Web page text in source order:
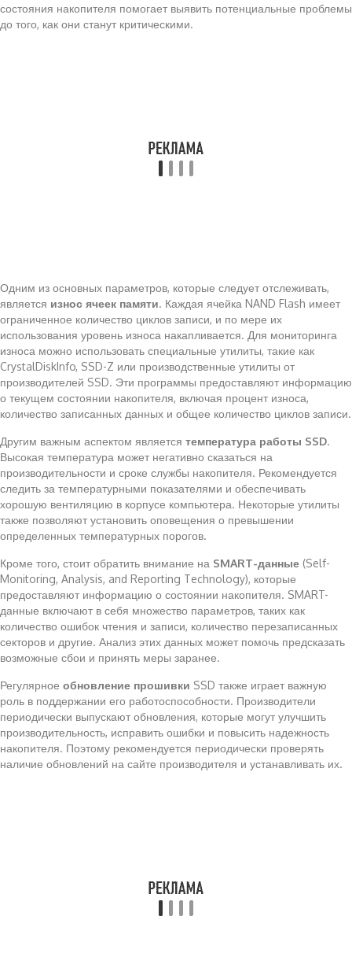
состояния накопителя помогает выявить потенциальные проблемы
до того, как они станут критическими.
Одним из основных параметров, которые следует отслеживать,
является износ ячеек памяти. Каждая ячейка NAND Flash имеет
ограниченное количество циклов записи, и по мере их
использования уровень износа накапливается. Для мониторинга
износа можно использовать специальные утилиты, такие как
CrystalDiskInfo, SSD-Z или производственные утилиты от
производителей SSD. Эти программы предоставляют информацию
о текущем состоянии накопителя, включая процент износа,
количество записанных данных и общее количество циклов записи.
Другим важным аспектом является температура работы SSD.
Высокая температура может негативно сказаться на
производительности и сроке службы накопителя. Рекомендуется
следить за температурными показателями и обеспечивать
хорошую вентиляцию в корпусе компьютера. Некоторые утилиты
также позволяют установить оповещения о превышении
определенных температурных порогов.
Кроме того, стоит обратить внимание на SMART-данные (Self-
Monitoring, Analysis, and Reporting Technology), которые
предоставляют информацию о состоянии накопителя. SMART-
данные включают в себя множество параметров, таких как
количество ошибок чтения и записи, количество перезаписанных
секторов и другие. Анализ этих данных может помочь предсказать
возможные сбои и принять меры заранее.
Регулярное обновление прошивки SSD также играет важную
роль в поддержании его работоспособности. Производители
периодически выпускают обновления, которые могут улучшить
производительность, исправить ошибки и повысить надежность
накопителя. Поэтому рекомендуется периодически проверять
наличие обновлений на сайте производителя и устанавливать их.